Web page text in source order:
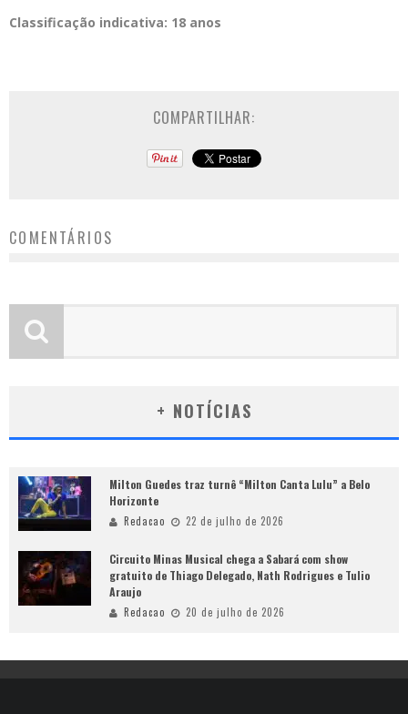
Classificação indicativa: 18 anos
COMPARTILHAR:
COMENTÁRIOS
+ NOTÍCIAS
Milton Guedes traz turnê “Milton Canta Lulu” a Belo
Horizonte
Redacao 22 de julho de 2026
Circuito Minas Musical chega a Sabará com show
gratuito de Thiago Delegado, Nath Rodrigues e Tulio
Araujo
Redacao 20 de julho de 2026